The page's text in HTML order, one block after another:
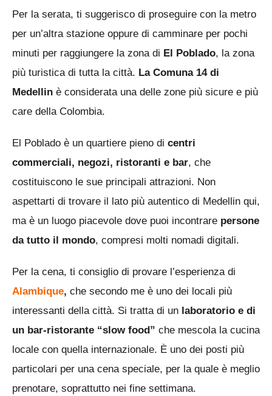
Per la serata, ti suggerisco di proseguire con la metro
per un’altra stazione oppure di camminare per pochi
minuti per raggiungere la zona di El Poblado, la zona
più turistica di tutta la città. La Comuna 14 di
Medellin è considerata una delle zone più sicure e più
care della Colombia.
El Poblado è un quartiere pieno di centri
commerciali, negozi, ristoranti e bar, che
costituiscono le sue principali attrazioni. Non
aspettarti di trovare il lato più autentico di Medellin qui,
ma è un luogo piacevole dove puoi incontrare persone
da tutto il mondo, compresi molti nomadi digitali.
Per la cena, ti consiglio di provare l’esperienza di
Alambique, che secondo me è uno dei locali più
interessanti della città. Si tratta di un laboratorio e di
un bar-ristorante “slow food” che mescola la cucina
locale con quella internazionale. È uno dei posti più
particolari per una cena speciale, per la quale è meglio
prenotare, soprattutto nei fine settimana.